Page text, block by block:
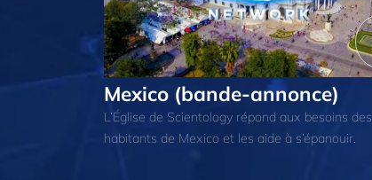
Mexico (bande-annonce)
L’Église de Scientology répond aux besoins des
habitants de Mexico et les aide à s’épanouir.